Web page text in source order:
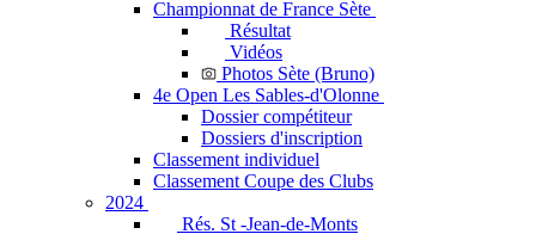
Championnat de France Sète
Résultat
Vidéos
Photos Sète (Bruno)
4e Open Les Sables-d'Olonne
Dossier compétiteur
Dossiers d'inscription
Classement individuel
Classement Coupe des Clubs
2024
Rés. St -Jean-de-Monts